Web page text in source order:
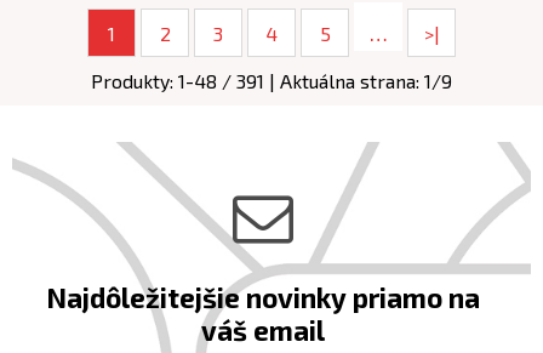
1 2 3 4 5 … >|
Produkty: 1-48 / 391 | Aktuálna strana: 1/9
Najdôležitejšie novinky priamo na
váš email